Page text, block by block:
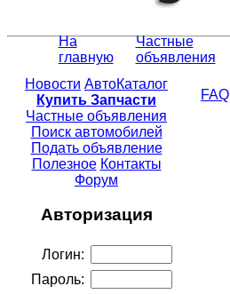
На
главную
Частные
объявления
Новости АвтоКаталог
Купить Запчасти
Частные объявления
Поиск автомобилей
Подать объявление
Полезное Контакты
Форум
Авторизация
Логин:
Пароль:
FAQ